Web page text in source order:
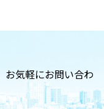
お気軽にお問い合わ